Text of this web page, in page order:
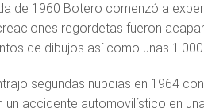
de 1960 Botero comenzó a
regordetas fueron
de dibujos así como unas 1.000
segundas nupcias en 1964
un accidente automovilístico en